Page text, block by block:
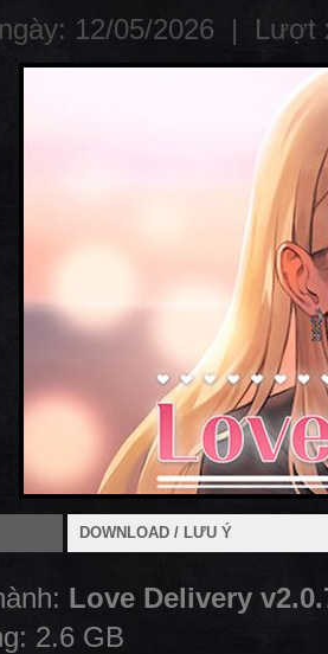
12/05/2026 | Lượt
DOWNLOAD / LƯU Ý
Love Delivery
2.6 GB